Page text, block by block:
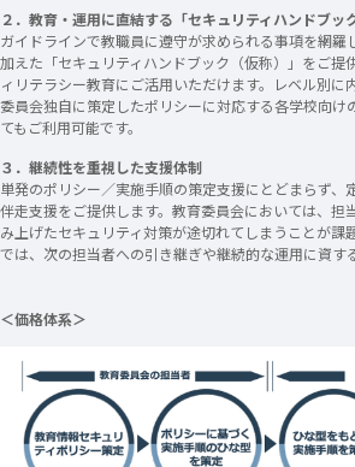
２．教育・運用に直結する「セキュリティハンドブッ
ガイドラインで教職員に遵守が求められる事項を網羅
加えた「セキュリティハンドブック（仮称）」をご提
ィリテラシー教育にご活用いただけます。レベル別に
委員会独自に策定したポリシーに対応する各学校向け
てもご利用可能です。
３．継続性を重視した支援体制
単発のポリシー／実施手順の策定支援にとどまらず、
伴走支援をご提供します。教育委員会においては、担
み上げたセキュリティ対策が途切れてしまうことが課
では、次の担当者への引き継ぎや継続的な運用に資す
＜価格体系＞